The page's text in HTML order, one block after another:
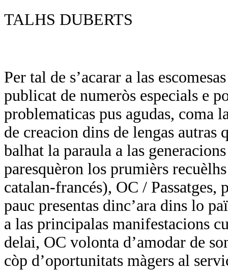
TALHS DUBERTS
Per tal de s’acarar a las
publicat de numeròs especials e
problematicas pus agudas, coma
de creacion dins de lengas autras
balhat la paraula a las
paresquèron los prumièrs
catalan-francés), OC / Passatges,
pauc presentas dinc’ara dins lo
a las principalas manifestacions
delai, OC volonta d’amodar de
còp d’oportunitats màgers al